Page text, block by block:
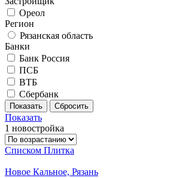
Ореол
Регион
Рязанская область
Банки
Банк Россия
ПСБ
ВТБ
Сбербанк
Показать
1 новостройка
Списком Плитка
Новое Кальное, Рязань